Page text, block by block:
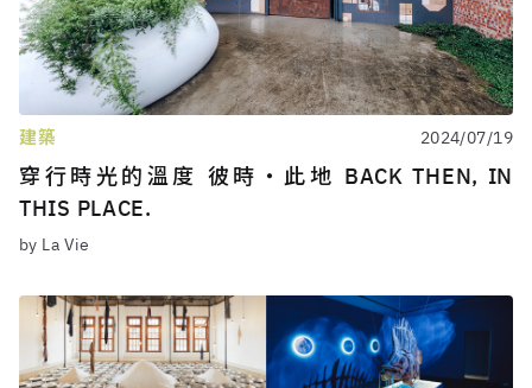
建築 2024/07/19
穿行時光的溫度 彼時・此地 BACK THEN, IN
THIS PLACE.
by La Vie